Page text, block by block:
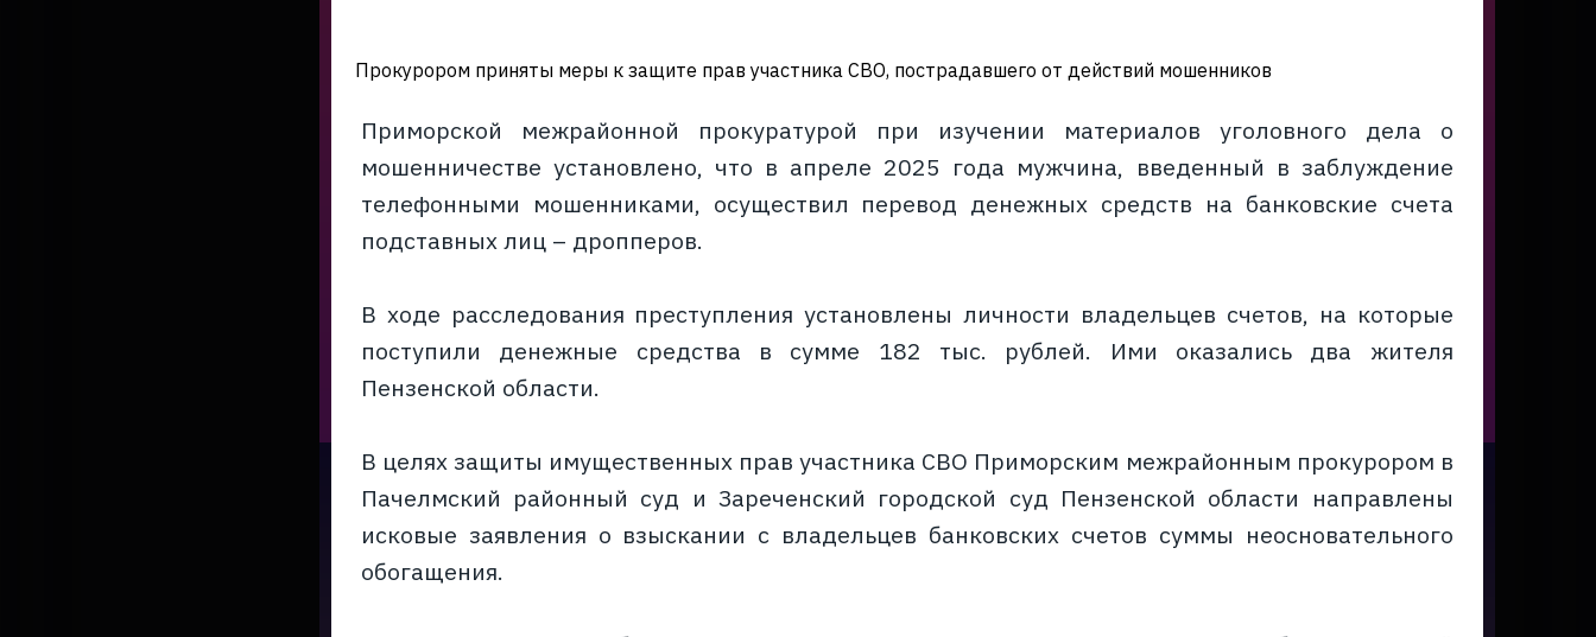
Прокурором приняты меры к защите прав участника СВО, пострадавшего от действий мошенников
Приморской межрайонной прокуратурой при изучении материалов уголовного дела о
мошенничестве установлено, что в апреле 2025 года мужчина, введенный в заблуждение
телефонными мошенниками, осуществил перевод денежных средств на банковские счета
подставных лиц – дропперов.
В ходе расследования преступления установлены личности владельцев счетов, на которые
поступили денежные средства в сумме 182 тыс. рублей. Ими оказались два жителя
Пензенской области.
В целях защиты имущественных прав участника СВО Приморским межрайонным прокурором в
Пачелмский районный суд и Зареченский городской суд Пензенской области направлены
исковые заявления о взыскании с владельцев банковских счетов суммы неосновательного
обогащения.